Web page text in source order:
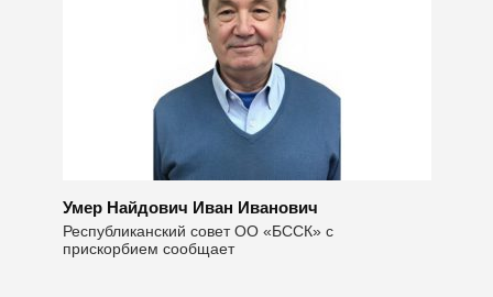
Умер Найдович Иван Иванович
Республиканский совет ОО «БССК» с
прискорбием сообщает